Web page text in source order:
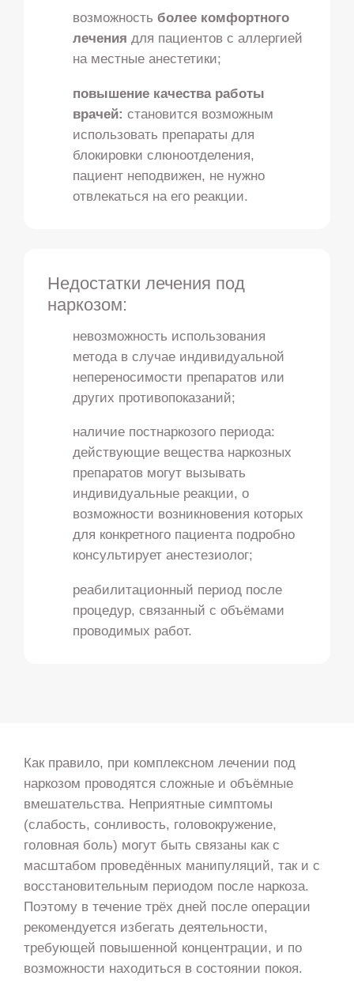
возможностьболее комфортного
лечения для пациентов с аллергией
на местные анестетики;
повышение качества работы
врачей:становится возможным
использовать препараты для
блокировки слюноотделения,
пациент неподвижен, не нужно
отвлекаться на его реакции.
Недостатки лечения под
наркозом:
невозможность использования
метода в случае индивидуальной
непереносимости препаратов или
других противопоказаний;
наличие постнаркозого периода:
действующие вещества наркозных
препаратов могут вызывать
индивидуальные реакции, о
возможности возникновения которых
для конкретного пациента подробно
консультирует анестезиолог;
реабилитационный период после
процедур, связанный с объёмами
проводимых работ.
Как правило, при комплексном лечении под
наркозом проводятся сложные и объёмные
вмешательства. Неприятные симптомы
(слабость, сонливость, головокружение,
головная боль) могут быть связаны как с
масштабом проведённых манипуляций, так и с
восстановительным периодом после наркоза.
Поэтому в течение трёх дней после операции
рекомендуется избегать деятельности,
требующей повышенной концентрации, и по
возможности находиться в состоянии покоя.